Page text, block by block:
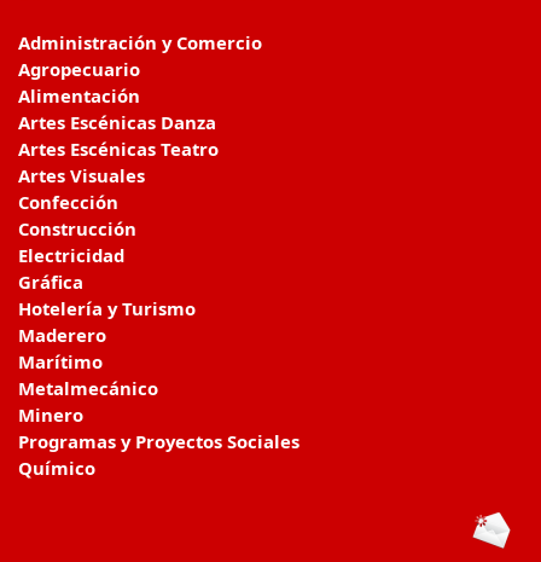
Administración y Comercio
Agropecuario
Alimentación
Artes Escénicas Danza
Artes Escénicas Teatro
Artes Visuales
Confección
Construcción
Electricidad
Gráfica
Hotelería y Turismo
Maderero
Marítimo
Metalmecánico
Minero
Programas y Proyectos Sociales
Químico